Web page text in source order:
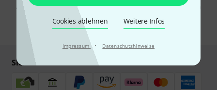
Cookies ablehnen Weitere Infos
Impressum · Datenschutzhinweise
Abmeldung ist jederzeit möglich. Weitere Informationen finden Sie in
unseren
* Pflichtfeld
Sicher einkaufen & bezahlen